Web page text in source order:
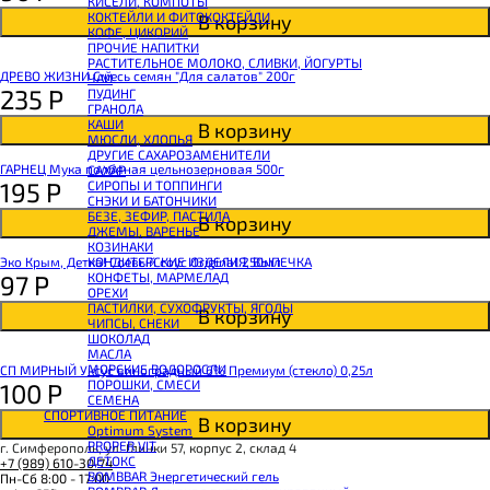
CHIKALAB Вафля двойная с начинкой
SNAQ FABRIQ Вафли с начинкой
SNAQ FABRIQ Хлебцы рисовые
SNAQ FABRIQ Батончик шоколадный без сахара Qwikler
SNAQ FABRIQ Батончик в шоколаде Coco
SNAQ FABRIQ Батончик в шоколаде Snaqer
КОКТЕЙЛИ И ФИТОКОКТЕЙЛИ
КОФЕ, ЦИКОРИЙ
ПРОЧИЕ НАПИТКИ
РАСТИТЕЛЬНОЕ МОЛОКО, СЛИВКИ, ЙОГУРТЫ
ЧАЙ
ПУДИНГ
ГРАНОЛА
КАШИ
МЮСЛИ, ХЛОПЬЯ
ДРУГИЕ САХАРОЗАМЕНИТЕЛИ
САХАР
СИРОПЫ И ТОППИНГИ
СНЭКИ И БАТОНЧИКИ
БЕЗЕ, ЗЕФИР, ПАСТИЛА
ДЖЕМЫ, ВАРЕНЬЕ
КОЗИНАКИ
КОНДИТЕРСКИЕ ИЗДЕЛИЯ, ВЫПЕЧКА
КОНФЕТЫ, МАРМЕЛАД
ОРЕХИ
ПАСТИЛКИ, СУХОФРУКТЫ, ЯГОДЫ
ЧИПСЫ, СНЕКИ
ШОКОЛАД
МАСЛА
МОРСКИЕ ВОДОРОСЛИ
ПОРОШКИ, СМЕСИ
СЕМЕНА
СПОРТИВНОЕ ПИТАНИЕ
Optimum System
PROPER VIT
ДЕТОКС
BOMBBAR Энергетический гель
В корзину
ДРЕВО ЖИЗНИ Смесь семян "Для салатов" 200г
235 Р
В корзину
ГАРНЕЦ Мука полбяная цельнозерновая 500г
195 Р
В корзину
Эко Крым, Детка! Соевый соус Original 250мл
97 Р
В корзину
СП МИРНЫЙ Уксус виноградный 6% Премиум (стекло) 0,25л
100 Р
В корзину
г. Симферополь, ул. Глинки 57, корпус 2, склад 4
+7 (989) 610-30-74
Пн-Сб 8:00 - 17:00